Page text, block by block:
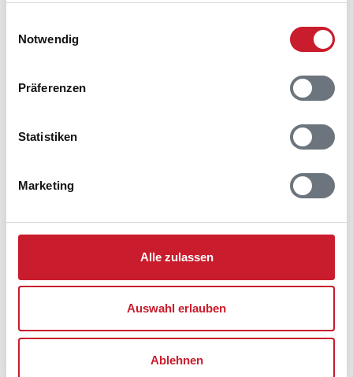
Notwendig
Präferenzen
Statistiken
Marketing
Alle zulassen
Auswahl erlauben
Ablehnen
Anreisetag im Belegungskalender anklicken
Bitte beachten Sie, dass sich bei Änderungen des
Hausbeschreibung und/oder der Ausstattung ergeben
frei belegt gewählter Zeitraum
5 6